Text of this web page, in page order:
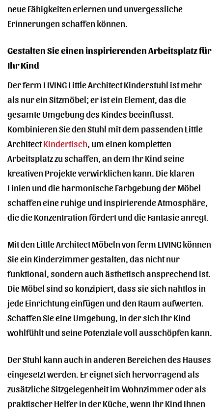
neue Fähigkeiten erlernen und unvergessliche
Erinnerungen schaffen können.
Gestalten Sie einen inspirierenden Arbeitsplatz für
Ihr Kind
Der ferm LIVING Little Architect Kinderstuhl ist mehr
als nur ein Sitzmöbel; er ist ein Element, das die
gesamte Umgebung des Kindes beeinflusst.
Kombinieren Sie den Stuhl mit dem passenden Little
ArchitectKindertisch , um einen kompletten
Arbeitsplatz zu schaffen, an dem Ihr Kind seine
kreativen Projekte verwirklichen kann. Die klaren
Linien und die harmonische Farbgebung der Möbel
schaffen eine ruhige und inspirierende Atmosphäre,
die die Konzentration fördert und die Fantasie anregt.
Mit den Little Architect Möbeln von ferm LIVING können
Sie ein Kinderzimmer gestalten, das nicht nur
funktional, sondern auch ästhetisch ansprechend ist.
Die Möbel sind so konzipiert, dass sie sich nahtlos in
jede Einrichtung einfügen und den Raum aufwerten.
Schaffen Sie eine Umgebung, in der sich Ihr Kind
wohlfühlt und seine Potenziale voll ausschöpfen kann.
Der Stuhl kann auch in anderen Bereichen des Hauses
eingesetzt werden. Er eignet sich hervorragend als
zusätzliche Sitzgelegenheit im Wohnzimmer oder als
praktischer Helfer in der Küche, wenn Ihr Kind Ihnen